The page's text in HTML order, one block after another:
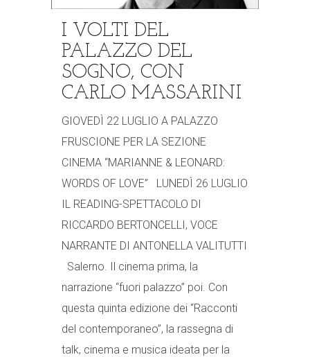
I VOLTI DEL
PALAZZO DEL
SOGNO, CON
CARLO MASSARINI
GIOVEDÌ 22 LUGLIO A PALAZZO
FRUSCIONE PER LA SEZIONE
CINEMA “MARIANNE & LEONARD:
WORDS OF LOVE” LUNEDÌ 26 LUGLIO
IL READING-SPETTACOLO DI
RICCARDO BERTONCELLI, VOCE
NARRANTE DI ANTONELLA VALITUTTI
Salerno. Il cinema prima, la
narrazione “fuori palazzo” poi. Con
questa quinta edizione dei “Racconti
del contemporaneo”, la rassegna di
talk, cinema e musica ideata per la